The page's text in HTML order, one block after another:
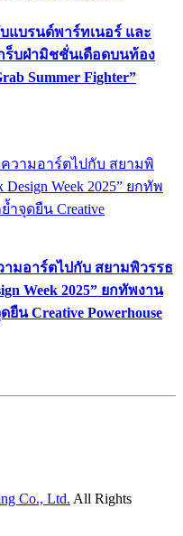
แบรนด์พาร์ทเนอร์ และ
ร็บฝ่ามิชชั่นเดือดบนท้อง
Summer Fighter”
มอาร์ตไปกับ สยามพิวรรธ
Week 2025” ยกทัพงาน
น Creative Powerhouse
Co., Ltd. All Rights